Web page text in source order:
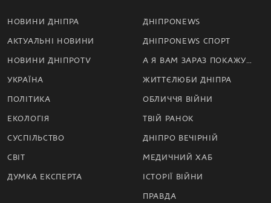
НОВИНИ ДНІПРА
АКТУАЛЬНІ НОВИНИ
НОВИНИ ДНІПРОTV
УКРАЇНА
ПОЛІТИКА
ЕКОЛОГІЯ
СУСПІЛЬСТВО
СВІТ
ДУМКА ЕКСПЕРТА
ДНІПРОNEWS
ДНІПРОNEWS СПОРТ
А Я ВАМ ЗАРАЗ ПОКАЖУ…
ЖИТТЄЛЮБИ ДНІПРА
ОБЛИЧЧЯ ВІЙНИ
ТВІЙ РАНОК
ДНІПРО ВЕЧІРНІЙ
МЕДИЧНИЙ ХАБ
ІСТОРІЇ ВІЙНИ
ПРАВДА